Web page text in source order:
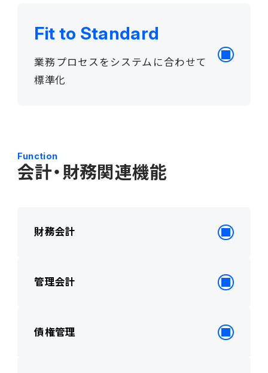
Fit to Standard
業務プロセスをシステムに合わせて
標準化
Function
会計・財務関連機能
財務会計
管理会計
債権管理